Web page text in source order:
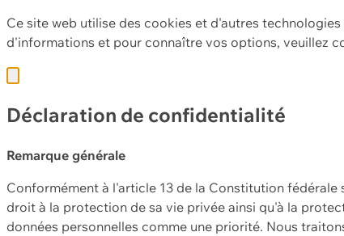
Ce site web utilise des cookies et d'autres
d'informations et pour connaître vos options, veuillez
Déclaration de confidentialité
Remarque générale
Conformément à l'article 13 de la Constitution
droit à la protection de sa vie privée ainsi qu'à la
données personnelles comme une priorité. Nous